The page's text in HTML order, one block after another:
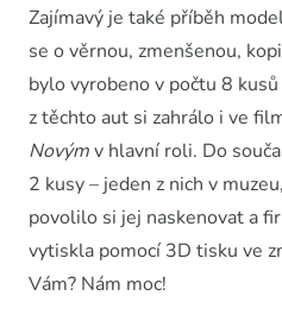
Zajímavý je také příběh
se o věrnou, zmenšenou,
bylo vyrobeno v počtu 8
z těchto aut si zahrálo i ve
Novýmv hlavní roli. Do
2 kusy – jeden z nich v
povolilo si jej naskenovat a
vytiskla pomocí 3D tisku ve
Vám? Nám moc!